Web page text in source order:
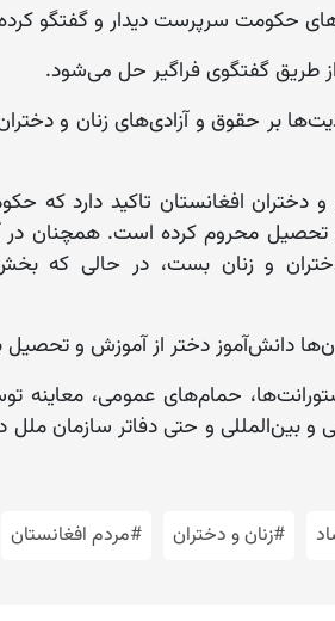
حکومت سرپرست دیدار و گفتگو
طریق گفتگوی فراگیر حل می‌شود.
بر حقوق و آزادی‌های زنان و دختران
و دختران افغانستان تاکید دارد که
و ‏تحصیل محروم کرده است. همچنان
دختران و زنان بست، در حالی که
دانش‌آموز دختر از آموزش و تحصیل
حمام‌های عمومی، معاینه
بین‌المللی و حتی دفاتر سازمان ملل
#زنان و دختران #مردم افغانستان